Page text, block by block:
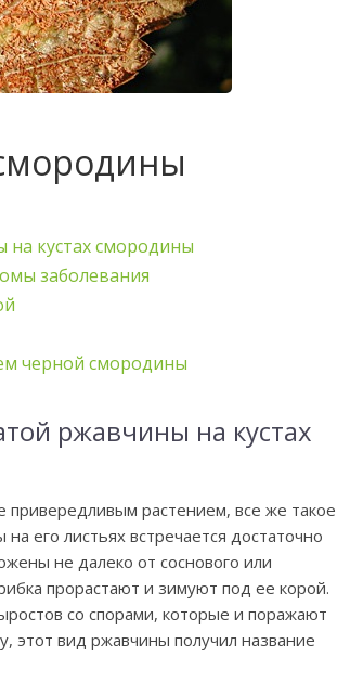
кустах смородины
заболевания
черной смородины
ржавчины на кустах
привередливым растением, все же такое
его листьях встречается достаточно
не далеко от соснового или
прорастают и зимуют под ее корой.
со спорами, которые и поражают
этот вид ржавчины получил название